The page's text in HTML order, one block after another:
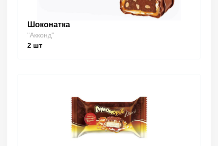
Шоконатка
"Акконд"
2 шт